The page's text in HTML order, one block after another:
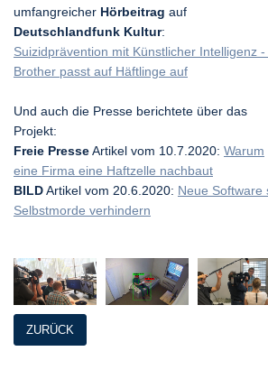
umfangreicher Hörbeitrag auf
Deutschlandfunk Kultur:
Suizidprävention mit Künstlicher Intelligenz -
Brother passt auf Häftlinge auf
Und auch die Presse berichtete über das
Projekt:
Freie PresseArtikel vom 10.7.2020: Warum
eine Firma eine Haftzelle nachbaut
BILDArtikel vom 20.6.2020: Neue Software
Selbstmorde verhindern
ZURÜCK